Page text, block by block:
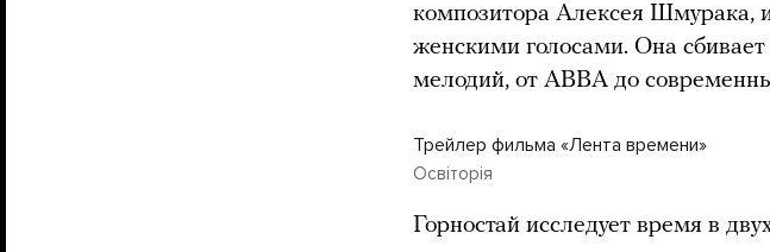
композитора Алексея Шмурака,
женскими голосами. Она
мелодий, от ABBA до
Трейлер фильма «Лента времени»
Освіторія
Горностай исследует время в